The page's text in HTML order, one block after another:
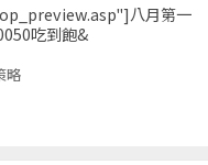
八月第一
吃到飽&
略